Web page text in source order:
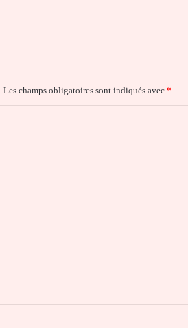
Les champs obligatoires sont indiqués avec *